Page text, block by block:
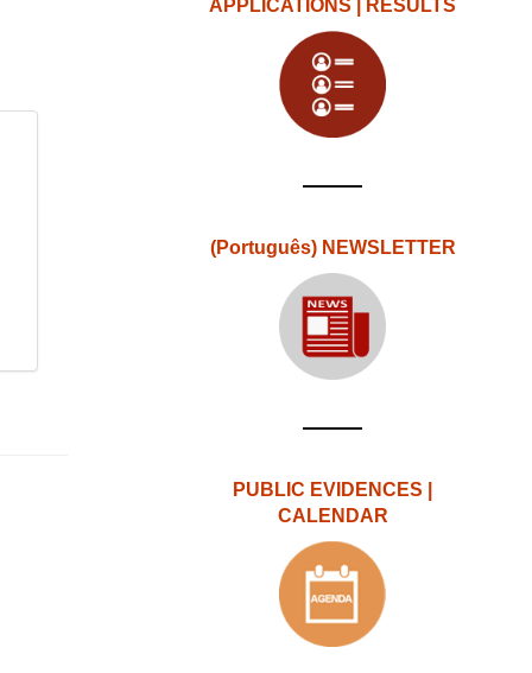
APPLICATIONS | RESULTS
(Português) NEWSLETTER
PUBLIC EVIDENCES |
CALENDAR